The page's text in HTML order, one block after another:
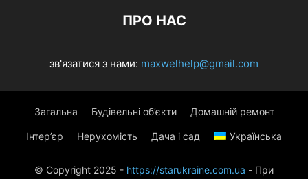
ПРО НАС
зв'язатися з нами: maxwelhelp@gmail.com
Загальна Будівельні об’єкти Домашній ремонт
Інтер’єр Нерухомість Дача і сад Українська
© Copyright 2025 - https://starukraine.com.ua - При